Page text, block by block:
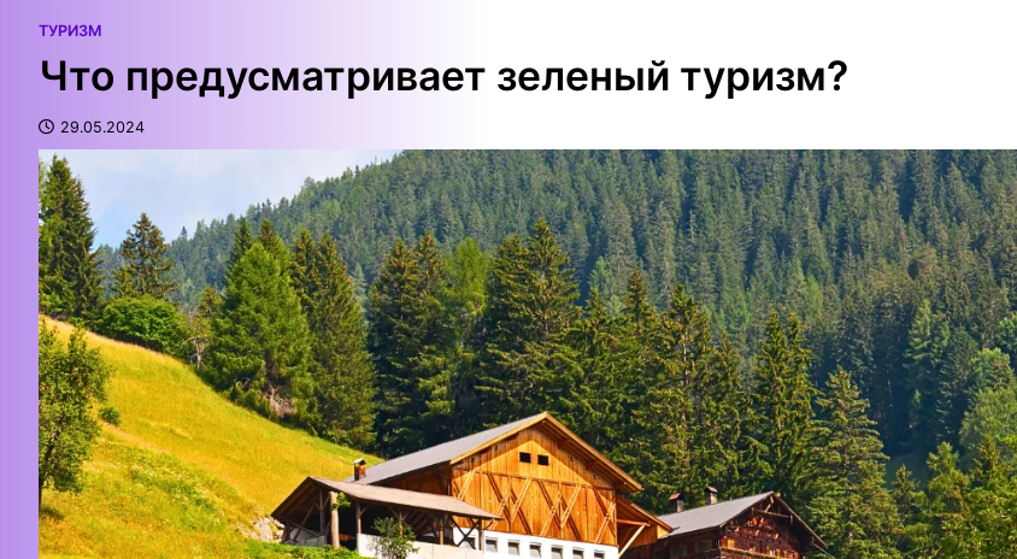
ТУРИЗМ
Что предусматривает зеленый туризм?
29.05.2024